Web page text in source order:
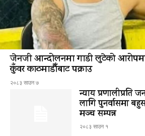
जेनजी आन्दोलनमा गाडी लुटेको आरोपमा
कुँवर काठमाडौँबाट पक्राउ
२०८३ साउन ७
न्याय प्रणालीप्रति
लागि पुनर्वासमा
मञ्च सम्पन्न
२०८३ साउन १